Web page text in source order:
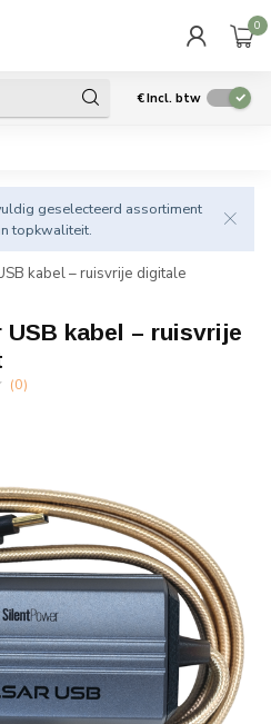
0
€Incl. btw
geselecteerd assortiment
topkwaliteit.
kabel – ruisvrije digitale
kabel – ruisvrije
(0)